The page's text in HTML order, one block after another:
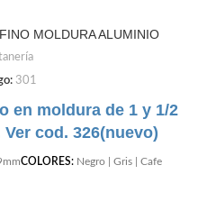
MOLDURA ALUMINIO
301
en moldura de 1 y 1/2
cod. 326(nuevo)
COLORES: Negro | Gris | Cafe